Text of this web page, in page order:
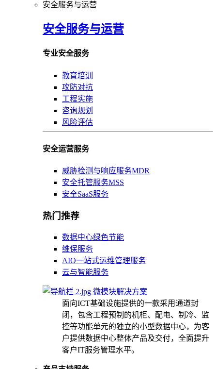
安全服务与运营
安全服务与运营
专业安全服务
教育培训
攻防对抗
工程实施
咨询规划
风险评估
安全运营服务
威胁检测与响应服务MDR
安全托管服务MSS
安全SaaS服务
热门推荐
数据中心绿色节能
维保服务
AIO一站式运维管理服务
云与智能服务
微模块解决方案
面向ICT基础设施提供的一款采用通道封
闭，包含工程预制的机柜、配电、制冷、监
控等功能单元的独立的小型数据中心，为客
户提供数据中心整体产品及交付，全面提升
客户IT服务管理水平。